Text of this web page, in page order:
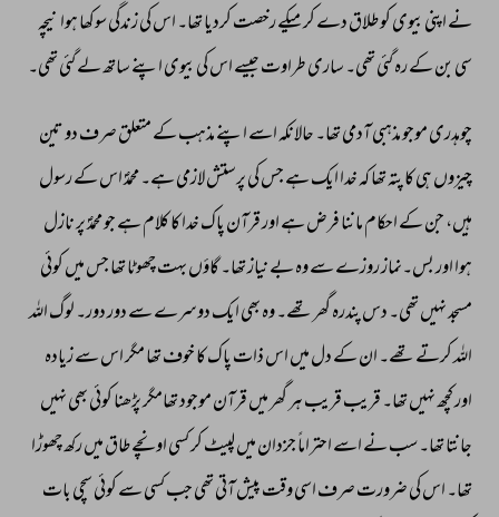
نے اپنی بیوی کو طلاق دے کر میکے رخصت کردیا تھا۔ اس کی زندگی سوکھا ہوا نیچہ
سی بن کے رہ گئی تھی۔ ساری طراوت جیسے اس کی بیوی اپنے ساتھ لے گئی تھی۔
چوہدری موجو مذہبی آدمی تھا۔ حالانکہ اسے اپنے مذہب کے متعلق صرف دو تین
چیزوں ہی کا پتہ تھا کہ خدا ایک ہے جس کی پرستش لازمی ہے۔ محمدؐ اس کے رسول
ہیں، جن کے احکام ماننا فرض ہے اور قرآن پاک خدا کا کلام ہے جو محمدؐ پر نازل
ہوا اور بس۔نماز روزے سے وہ بے نیاز تھا۔ گاؤں بہت چھوٹا تھا جس میں کوئی
مسجد نہیں تھی۔ دس پندرہ گھر تھے۔ وہ بھی ایک دوسرے سے دور دور۔ لوگ اللہ
اللہ کرتے تھے۔ ان کے دل میں اس ذات پاک کا خوف تھا مگر اس سے زیادہ
اور کچھ نہیں تھا۔ قریب قریب ہر گھر میں قرآن موجود تھامگر پڑھنا کوئی بھی نہیں
جانتا تھا۔ سب نے اسے احتراماً جزدان میں لپیٹ کر کسی اونچے طاق میں رکھ چھوڑا
تھا۔ اس کی ضرورت صرف اسی وقت پیش آتی تھی جب کسی سے کوئی سچی بات